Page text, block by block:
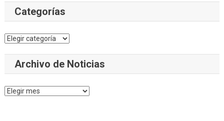
Categorías
Categorías
Archivo de Noticias
Archivo